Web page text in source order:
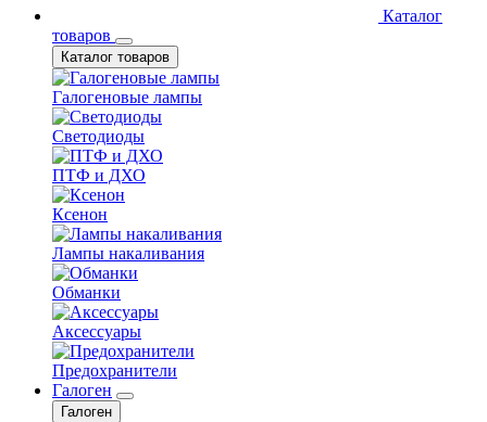
Каталог
товаров
Каталог товаров
Галогеновые лампы
Светодиоды
ПТФ и ДХО
Ксенон
Лампы накаливания
Обманки
Аксессуары
Предохранители
Галоген
Галоген